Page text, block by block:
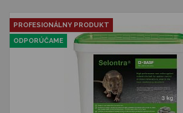
PROFESIONÁLNY PRODUKT
ODPORÚČAME